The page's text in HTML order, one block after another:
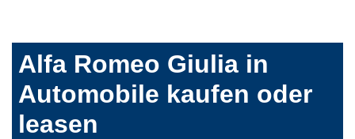
Alfa Romeo Giulia in
Automobile kaufen oder
leasen